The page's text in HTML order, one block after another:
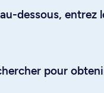
dessous, entrez
pour